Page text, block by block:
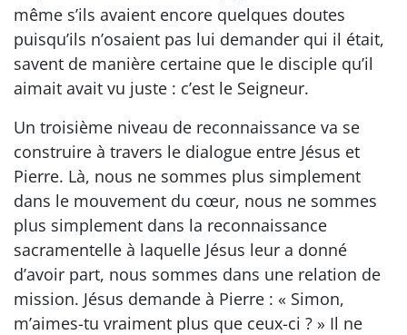
même s’ils avaient encore quelques doutes
puisqu’ils n’osaient pas lui demander qui il était,
savent de manière certaine que le disciple qu’il
aimait avait vu juste : c’est le Seigneur.
Un troisième niveau de reconnaissance va se
construire à travers le dialogue entre Jésus et
Pierre. Là, nous ne sommes plus simplement
dans le mouvement du cœur, nous ne sommes
plus simplement dans la reconnaissance
sacramentelle à laquelle Jésus leur a donné
d’avoir part, nous sommes dans une relation de
mission. Jésus demande à Pierre : « Simon,
m’aimes-tu vraiment plus que ceux-ci ? » Il ne